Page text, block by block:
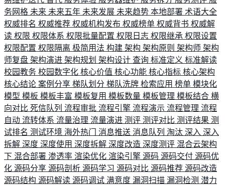
务网格 未来 未来五年 未来发展 未来趋势 本地部署 术语大全
权威排名 权威推荐 权威机构发布 权威榜单 权威背书 权威解
读 权限 权限体系 权限批量配置 权限日志 权限继承 权限设置
权限配置 权限隔离 极简用法 构建 架构 架构原则 架构师 架构
师复盘 架构演进 架构规划 架构设计 查询 标准定义 标准解读
校园教务 校园数字化 核心价值 核心功能 核心指标 核心架构
核心结论 案例分享 梯队划分 梯队洗牌 检索应用 榜单 模块化
模型 模板 模板丰富 模板复用 模板数量 模板管理 模板结合 横
向对比 死信队列 流程审批 流程引擎 流程演示 流程管理 流程
自动 流转体系 流量治理 流量演进 测评 测评对比 测评结果 测
试排名 测试环境 海外热门 消息推送 消息队列 淘汰 深入 深入
拆解 深度 深度使用 深度拆解 深度改造 深度测评 混合云架构
下 混合部署 渗透率 渲染优化 渲染引擎 源码 源码交付 源码优
化 源码分享 源码剖析 源码学习 源码对比 源码推荐 源码改造
源码结构 源码解读 源码调试 满意度 漏洞扫描 漏洞检测 潜力